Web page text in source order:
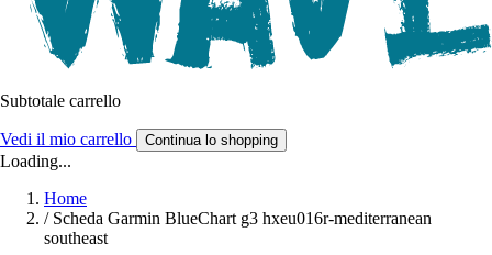
Subtotale carrello
Vedi il mio carrello Continua lo shopping
Loading...
Home
/ Scheda Garmin BlueChart g3 hxeu016r-mediterranean
southeast